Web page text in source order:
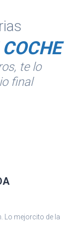
te lo
final
Lo mejorcito de la